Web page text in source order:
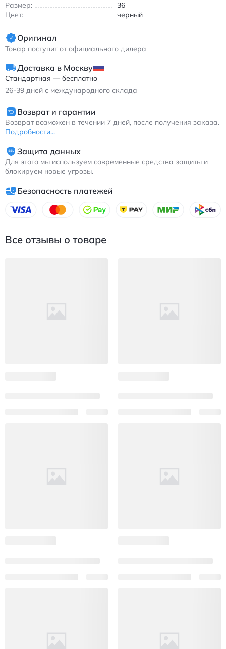
городской носки
Размер:
36
Цвет:
черный
Оригинал
Товар поступит от официального дилера
Доставка в Москву
Стандартная — бесплатно
26-39 дней с международного склада
Возврат и гарантии
Возврат возможен в течении 7 дней, после получения заказа.
Подробности...
Защита данных
Для этого мы используем современные средства защиты и
блокируем новые угрозы.
Безопасность платежей
Все отзывы о товаре